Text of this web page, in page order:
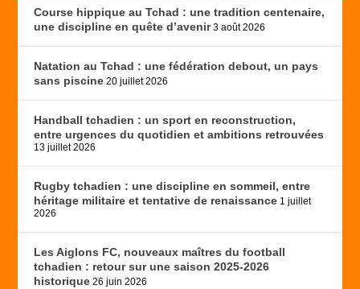
Course hippique au Tchad : une tradition centenaire,
une discipline en quête d’avenir 3 août 2026
Natation au Tchad : une fédération debout, un pays
sans piscine 20 juillet 2026
Handball tchadien : un sport en reconstruction,
entre urgences du quotidien et ambitions retrouvées
13 juillet 2026
Rugby tchadien : une discipline en sommeil, entre
héritage militaire et tentative de renaissance 1 juillet
2026
Les Aiglons FC, nouveaux maîtres du football
tchadien : retour sur une saison 2025-2026
historique 26 juin 2026